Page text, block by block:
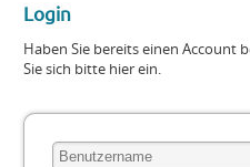
Login
Haben Sie bereits einen Account
Sie sich bitte hier ein.